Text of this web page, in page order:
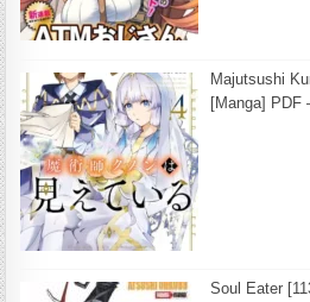
Majutsushi
[Manga] PDF
Soul Eater